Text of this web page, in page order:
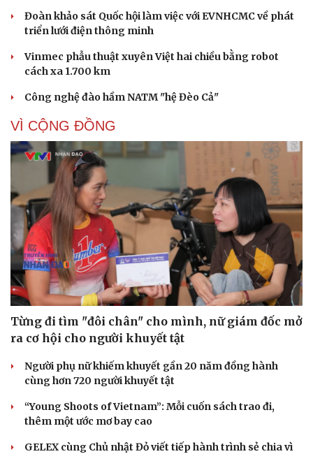
Đoàn khảo sát Quốc hội làm việc với EVNHCMC về phát
triển lưới điện thông minh
Vinmec phẫu thuật xuyên Việt hai chiều bằng robot
cách xa 1.700 km
Công nghệ đào hầm NATM "hệ Đèo Cả"
VÌ CỘNG ĐỒNG
Từng đi tìm "đôi chân" cho mình, nữ giám đốc mở
ra cơ hội cho người khuyết tật
Người phụ nữ khiếm khuyết gần 20 năm đồng hành
cùng hơn 720 người khuyết tật
“Young Shoots of Vietnam”: Mỗi cuốn sách trao đi,
thêm một ước mơ bay cao
GELEX cùng Chủ nhật Đỏ viết tiếp hành trình sẻ chia vì